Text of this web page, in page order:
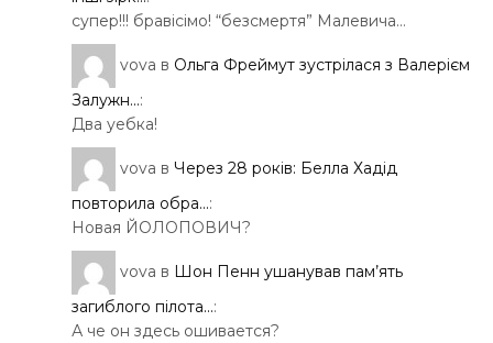
супер!!! бравісімо! “безсмертя” Малевича…
vova в Ольга Фреймут зустрілася з Валерієм
Залужн...:
Два уебка!
vova в Через 28 років: Белла Хадід
повторила обра...:
Новая ЙОЛОПОВИЧ?
vova в Шон Пенн ушанував пам’ять
загиблого пілота...:
А че он здесь ошивается?